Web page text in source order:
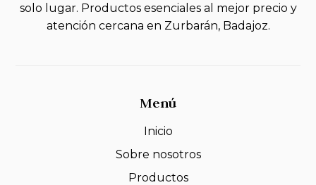
solo lugar. Productos esenciales al mejor precio y
atención cercana en Zurbarán, Badajoz.
Menú
Inicio
Sobre nosotros
Productos